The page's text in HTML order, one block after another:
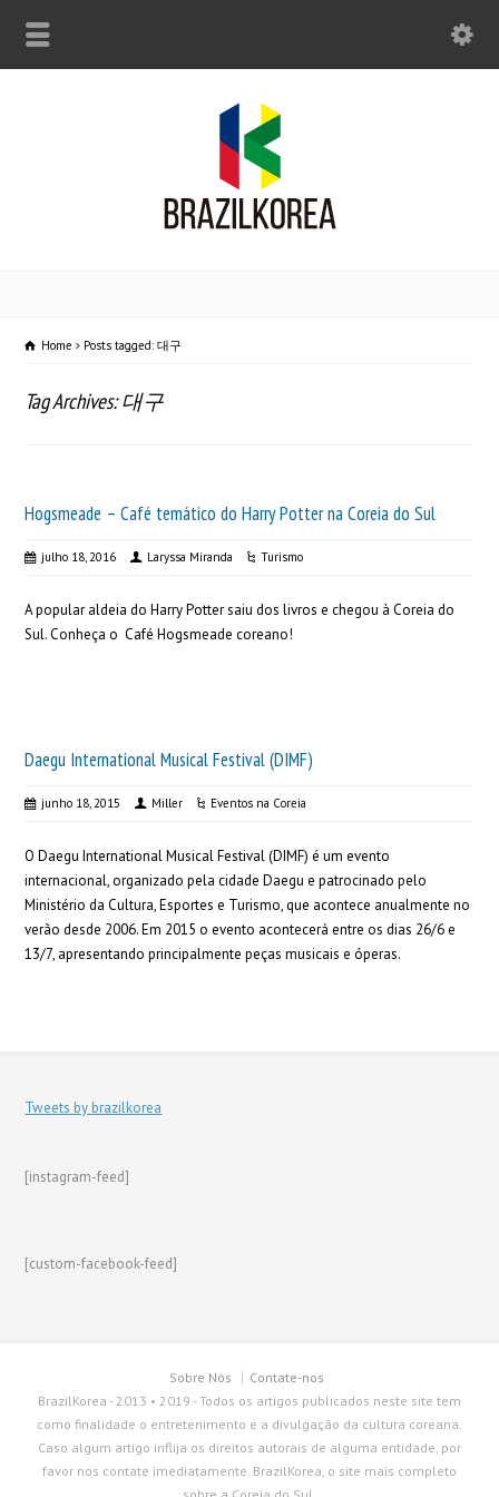
Home Posts tagged: 대구
Tag Archives: 대구
Hogsmeade – Café temático do Harry Potter na Coreia do Sul
julho 18, 2016 Laryssa Miranda Turismo
A popular aldeia do Harry Potter saiu dos livros e chegou à Coreia do
Sul. Conheça o Café Hogsmeade coreano!
Daegu International Musical Festival (DIMF)
junho 18, 2015 Miller Eventos na Coreia
O Daegu International Musical Festival (DIMF) é um evento
internacional, organizado pela cidade Daegu e patrocinado pelo
Ministério da Cultura, Esportes e Turismo, que acontece anualmente no
verão desde 2006. Em 2015 o evento acontecerá entre os dias 26/6 e
13/7, apresentando principalmente peças musicais e óperas.
Tweets by brazilkorea
[instagram-feed]
[custom-facebook-feed]
Sobre Nós
Contate-nos
BrazilKorea - 2013 • 2019 - Todos os artigos publicados neste site tem
como finalidade o entretenimento e a divulgação da cultura coreana.
Caso algum artigo inflija os direitos autorais de alguma entidade, por
favor nos contate imediatamente. BrazilKorea, o site mais completo